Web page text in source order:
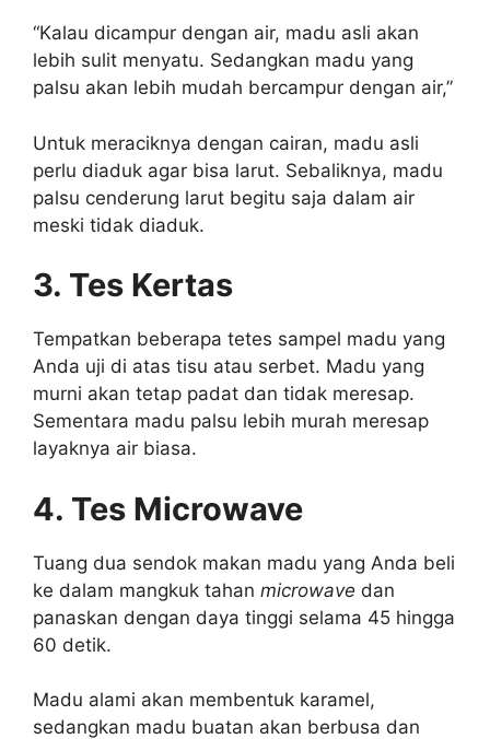
“Kalau dicampur dengan air, madu asli akan
lebih sulit menyatu. Sedangkan madu yang
palsu akan lebih mudah bercampur dengan air,”
Untuk meraciknya dengan cairan, madu asli
perlu diaduk agar bisa larut. Sebaliknya, madu
palsu cenderung larut begitu saja dalam air
meski tidak diaduk.
3. Tes Kertas
Tempatkan beberapa tetes sampel madu yang
Anda uji di atas tisu atau serbet. Madu yang
murni akan tetap padat dan tidak meresap.
Sementara madu palsu lebih murah meresap
layaknya air biasa.
4. Tes Microwave
Tuang dua sendok makan madu yang Anda beli
ke dalam mangkuk tahan microwave dan
panaskan dengan daya tinggi selama 45 hingga
60 detik.
Madu alami akan membentuk karamel,
sedangkan madu buatan akan berbusa dan